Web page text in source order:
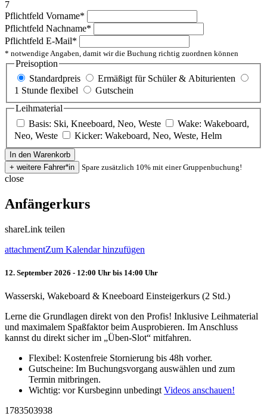
7
Pflichtfeld Vorname*
Pflichtfeld Nachname*
Pflichtfeld E-Mail*
* notwendige Angaben, damit wir die Buchung richtig zuordnen können
Preisoption
Standardpreis
Ermäßigt für Schüler & Abiturienten
1 Stunde flexibel
Gutschein
Leihmaterial
Basis: Ski, Kneeboard, Neo, Weste
Wake: Wakeboard,
Neo, Weste
Kicker: Wakeboard, Neo, Weste, Helm
Spare zusätzlich 10% mit einer Gruppenbuchung!
close
Anfängerkurs
shareLink teilen
attachmentZum Kalendar hinzufügen
12. September 2026 - 12:00 Uhr bis 14:00 Uhr
Wasserski, Wakeboard & Kneeboard Einsteigerkurs (2 Std.)
Lerne die Grundlagen direkt von den Profis! Inklusive Leihmaterial
und maximalem Spaßfaktor beim Ausprobieren. Im Anschluss
kannst du direkt sicher im „Üben-Slot“ mitfahren.
Flexibel: Kostenfreie Stornierung bis 48h vorher.
Gutscheine: Im Buchungsvorgang auswählen und zum
Termin mitbringen.
Wichtig: vor Kursbeginn unbedingt Videos anschauen!
1783503938